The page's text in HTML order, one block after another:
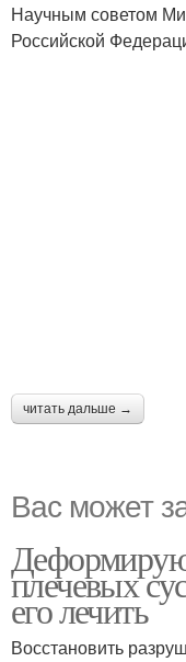
Научным советом
Российской
читать дальше →
Вас может
плечевых
его лечить
Восстановить